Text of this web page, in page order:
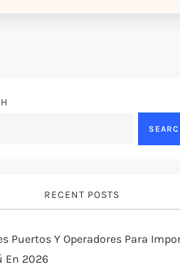
RECENT POSTS
Puertos Y Operadores Para
En 2026